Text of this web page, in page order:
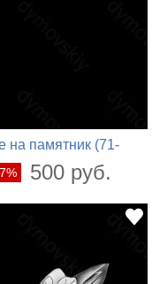
памятник (71-
500 руб.